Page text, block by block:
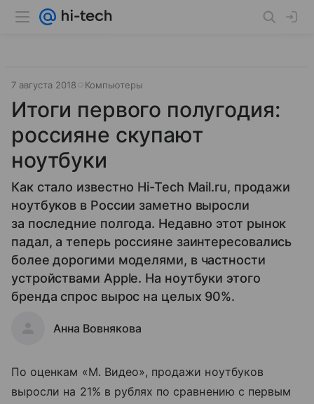
7 августа 2018 Компьютеры
Итоги первого полугодия:
россияне скупают
ноутбуки
Как стало известно Hi-Tech Mail.ru, продажи
ноутбуков в России заметно выросли
за последние полгода. Недавно этот рынок
падал, а теперь россияне заинтересовались
более дорогими моделями, в частности
устройствами Apple. На ноутбуки этого
бренда спрос вырос на целых 90%.
Анна Вовнякова
По оценкам «М. Видео», продажи ноутбуков
выросли на 21% в рублях по сравнению с первым